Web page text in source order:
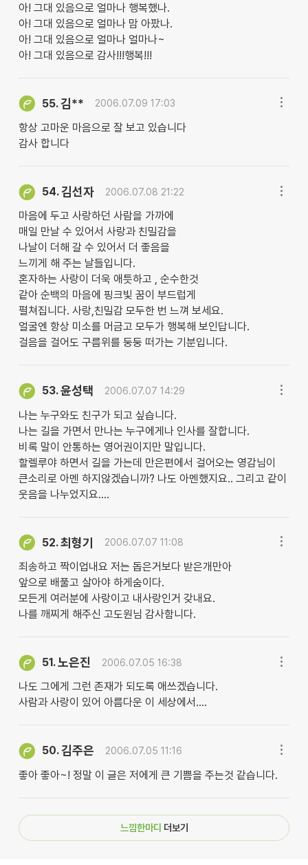
아! 그대 있음으로 얼마나 행복했나.
아! 그대 있음으로 얼마나 맘 아팠나.
아! 그대 있음으로 얼마나 얼마나~
아! 그대 있음으로 감사!!!행복!!!
55.김** 2006.07.09 17:03
항상 고마운 마음으로 잘 보고 있습니다
감사 합니다
54.김선자 2006.07.08 21:22
마음에 두고 사랑하던 사람을 가까에
매일 만날 수 있어서 사랑과 친밀감을
나날이 더해 갈 수 있어서 더 좋음을
느끼게 해 주는 날들입니다.
혼자하는 사랑이 더욱 애틋하고 , 순수한것
같아 순백의 마음에 핑크빛 꿈이 부드럽게
펼쳐집니다. 사랑,친밀감 모두한 번 느껴 보세요.
얼굴엔 항상 미소를 머금고 모두가 행복해 보인답니다.
걸음을 걸어도 구름위를 둥둥 떠가는 기분입니다.
53.윤성택 2006.07.07 14:29
나는 누구와도 친구가 되고 싶습니다.
나는 길을 가면서 만나는 누구에게나 인사를 잘합니다.
비록 말이 안통하는 영어권이지만 말입니다.
할렐루야 하면서 길을 가는데 만은편에서 걸어오는 영감님이
큰소리로 아멘 하지않겠습니까? 나도 아멘했지요.. 그리고 같이
웃음을 나누었지요....
52.최형기 2006.07.07 11:08
죄송하고 짝이업내요 저는 돕은거보다 받은개만아
앞으로 배풀고 살아야 하게숨이다.
모든게 여러분에 사랑이고 내사랑인거 갖내요.
나를 깨찌게 해주신 고도원님 감사함니다.
51.노은진 2006.07.05 16:38
나도 그에게 그런 존재가 되도록 애쓰겠습니다.
사람과 사랑이 있어 아름다운 이 세상에서....
50.김주은 2006.07.05 11:16
좋아 좋아~! 정말 이 글은 저에게 큰 기쁨을 주는것 같습니다.
느낌한마디 더보기